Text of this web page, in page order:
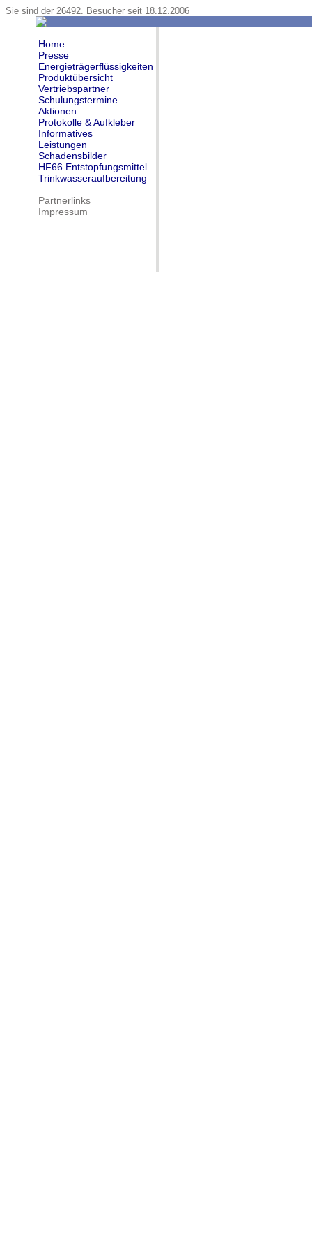
Sie sind der 26492. Besucher seit 18.12.2006
Home
Presse
Energieträgerflüssigkeiten
Produktübersicht
Vertriebspartner
Schulungstermine
Aktionen
Protokolle & Aufkleber
Informatives
Leistungen
Schadensbilder
HF66 Entstopfungsmittel
Trinkwasseraufbereitung
Partnerlinks
Impressum